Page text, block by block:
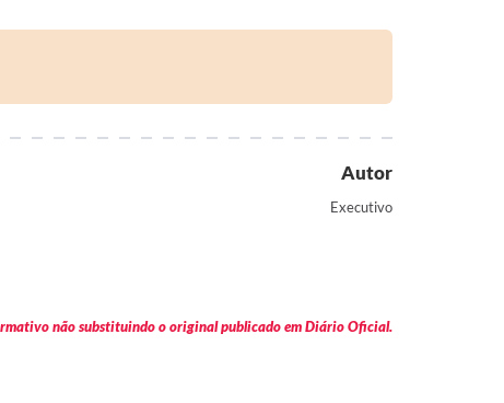
Autor
Executivo
não substituindo o original publicado em Diário Oficial.